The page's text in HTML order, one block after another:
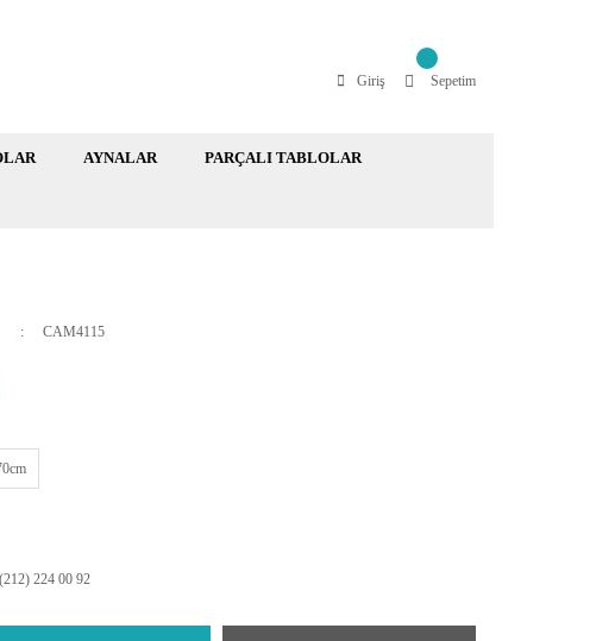
Giriş Sepetim
AYNALAR PARÇALI TABLOLAR
CAM4115
224 00 92